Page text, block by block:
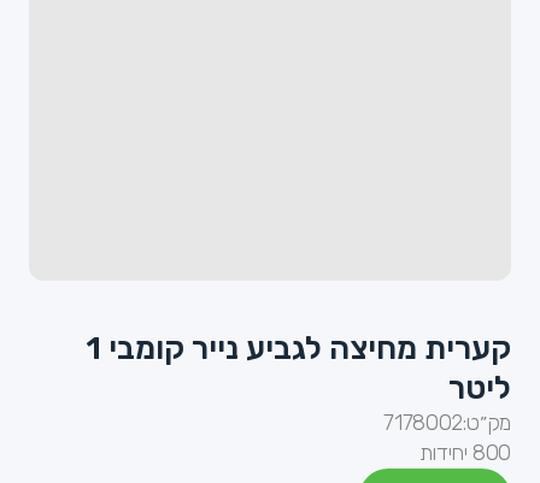
קערית מחיצה לגביע נייר קומבי 1
ליטר
מק״ט:7178002
800 יחידות